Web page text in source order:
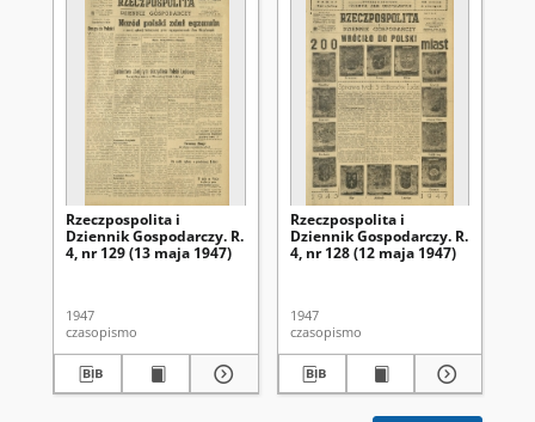
Rzeczpospolita i
Dziennik Gospodarczy. R.
4, nr 129 (13 maja 1947)
1947
czasopismo
Rzeczpospolita i
Dziennik Gospodarczy. R.
4, nr 128 (12 maja 1947)
1947
czasopismo